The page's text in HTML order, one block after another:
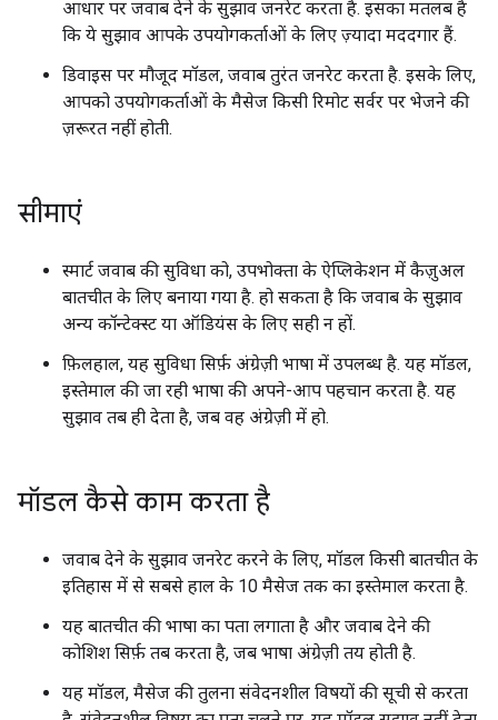
आधार पर जवाब देने के सुझाव जनरेट करता है. इसका मतलब है
कि ये सुझाव आपके उपयोगकर्ताओं के लिए ज़्यादा मददगार हैं.
डिवाइस पर मौजूद मॉडल, जवाब तुरंत जनरेट करता है. इसके लिए,
आपको उपयोगकर्ताओं के मैसेज किसी रिमोट सर्वर पर भेजने की
ज़रूरत नहीं होती.
सीमाएं
स्मार्ट जवाब की सुविधा को, उपभोक्ता के ऐप्लिकेशन में कैज़ुअल
बातचीत के लिए बनाया गया है. हो सकता है कि जवाब के सुझाव
अन्य कॉन्टेक्स्ट या ऑडियंस के लिए सही न हों.
फ़िलहाल, यह सुविधा सिर्फ़ अंग्रेज़ी भाषा में उपलब्ध है. यह मॉडल,
इस्तेमाल की जा रही भाषा की अपने-आप पहचान करता है. यह
सुझाव तब ही देता है, जब वह अंग्रेज़ी में हो.
मॉडल कैसे काम करता है
जवाब देने के सुझाव जनरेट करने के लिए, मॉडल किसी बातचीत के
इतिहास में से सबसे हाल के 10 मैसेज तक का इस्तेमाल करता है.
यह बातचीत की भाषा का पता लगाता है और जवाब देने की
कोशिश सिर्फ़ तब करता है, जब भाषा अंग्रेज़ी तय होती है.
यह मॉडल, मैसेज की तुलना संवेदनशील विषयों की सूची से करता